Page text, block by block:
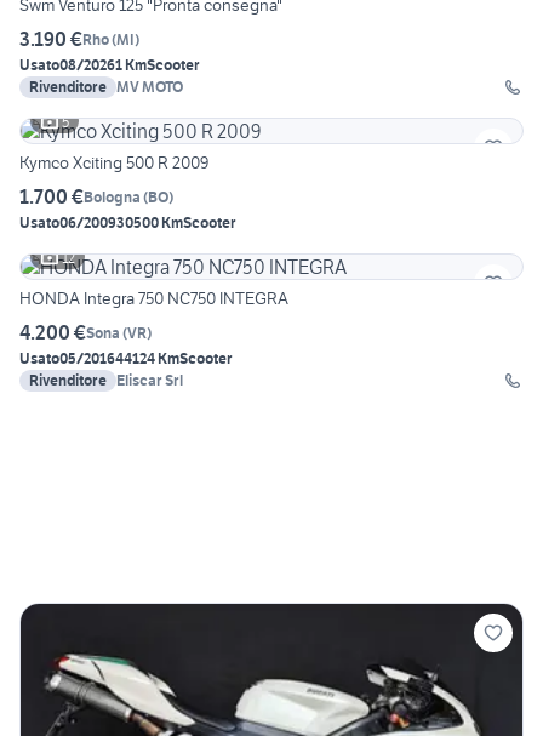
Swm Venturo 125 "Pronta consegna"
3.190 €Rho(MI)
Usato08/20261 KmScooter
Rivenditore MV MOTO
5
Kymco Xciting 500 R 2009
1.700 €Bologna (BO)
Usato06/200930500 KmScooter
12
HONDA Integra 750 NC750 INTEGRA
4.200 €Sona (VR)
Usato05/201644124 KmScooter
Rivenditore Eliscar Srl